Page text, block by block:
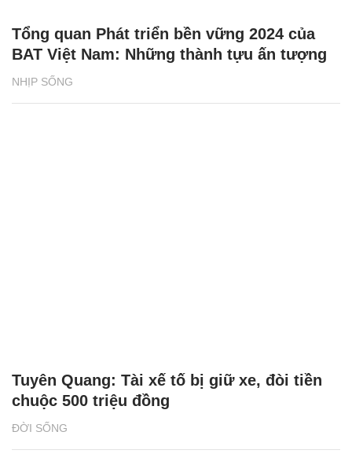
NHỊP SỐNG
Tổng quan Phát triển bền vững 2024 của
BAT Việt Nam: Những thành tựu ấn tượng
ĐỜI SỐNG
Tuyên Quang: Tài xế tố bị giữ xe, đòi tiền
chuộc 500 triệu đồng